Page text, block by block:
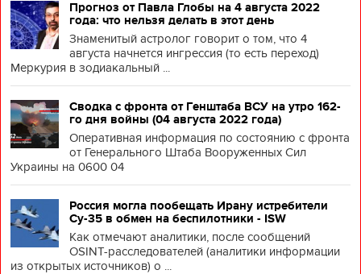
Прогноз от Павла Глобы на 4 августа 2022
года: что нельзя делать в этот день
Знаменитый астролог говорит о том, что 4
августа начнется ингрессия (то есть переход)
Меркурия в зодиакальный ...
Сводка с фронта от Генштаба ВСУ на утро 162-
го дня войны (04 августа 2022 года)
Оперативная информация по состоянию с фронта
от Генерального Штаба Вооруженных Сил
Украины на 0600 04
Россия могла пообещать Ирану истребители
Су-35 в обмен на беспилотники - ISW
Как отмечают аналитики, после сообщений
OSINT-расследователей (аналитики информации
из открытых источников) о ...